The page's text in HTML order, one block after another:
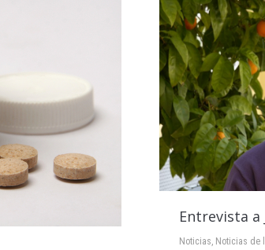
Entrevista a
Noticias Noticias de